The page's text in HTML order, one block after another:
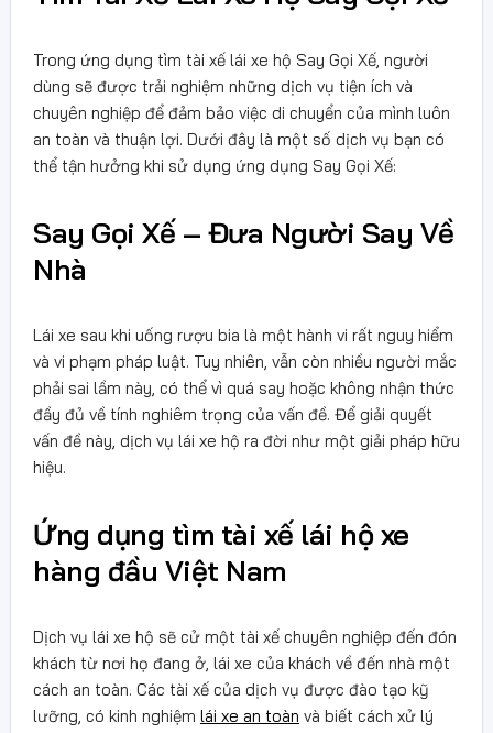
Trong ứng dụng tìm tài xế lái xe hộ Say Gọi Xế, người
dùng sẽ được trải nghiệm những dịch vụ tiện ích và
chuyên nghiệp để đảm bảo việc di chuyển của mình luôn
an toàn và thuận lợi. Dưới đây là một số dịch vụ bạn có
thể tận hưởng khi sử dụng ứng dụng Say Gọi Xế:
Say Gọi Xế – Đưa Người Say Về
Nhà
Lái xe sau khi uống rượu bia là một hành vi rất nguy hiểm
và vi phạm pháp luật. Tuy nhiên, vẫn còn nhiều người mắc
phải sai lầm này, có thể vì quá say hoặc không nhận thức
đầy đủ về tính nghiêm trọng của vấn đề. Để giải quyết
vấn đề này, dịch vụ lái xe hộ ra đời như một giải pháp hữu
hiệu.
Ứng dụng tìm tài xế lái hộ xe
hàng đầu Việt Nam
Dịch vụ lái xe hộ sẽ cử một tài xế chuyên nghiệp đến đón
khách từ nơi họ đang ở, lái xe của khách về đến nhà một
cách an toàn. Các tài xế của dịch vụ được đào tạo kỹ
lưỡng, có kinh nghiệm lái xe an toàn và biết cách xử lý